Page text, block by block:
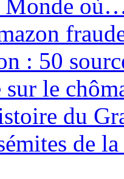
Monde
: 50
le
du
de